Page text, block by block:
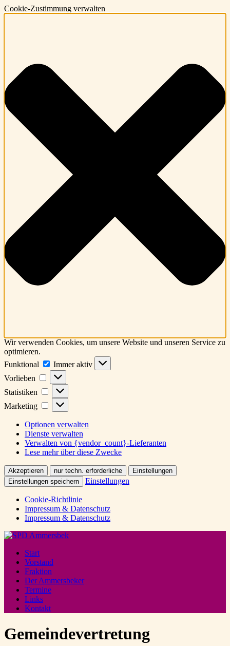
Cookie-Zustimmung verwalten
Wir verwenden Cookies, um unsere Website und unseren Service zu
optimieren.
Funktional
Funktional
Immer aktiv
Vorlieben
Vorlieben
Statistiken Statistiken
Marketing Marketing
Optionen verwalten
Dienste verwalten
Verwalten von {vendor_count}-Lieferanten
Lese mehr über diese Zwecke
Akzeptieren nur techn. erforderliche
Einstellungen
Einstellungen speichern
Einstellungen
Cookie-Richtlinie
Impressum & Datenschutz
Impressum & Datenschutz
Start
Vorstand
Fraktion
Der Ammersbeker
Termine
Links
Kontakt
Gemeindevertretung